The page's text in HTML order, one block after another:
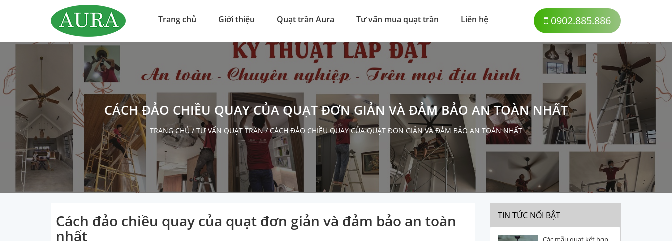
Trang chủ Giới thiệu Quạt trần Aura Tư vấn mua quạt trần Liên hệ 0902.885.886
CÁCH ĐẢO CHIỀU QUAY CỦA QUẠT ĐƠN GIẢN VÀ ĐẢM BẢO AN TOÀN NHẤT
TRANG CHỦ/ TƯ VẤN QUẠT TRẦN/CÁCH ĐẢO CHIỀU QUAY CỦA QUẠT ĐƠN GIẢN VÀ ĐẢM BẢO AN TOÀN NHẤT
Cách đảo chiều quay của quạt đơn giản và đảm bảo an toàn
nhất
TIN TỨC NỔI BẬT